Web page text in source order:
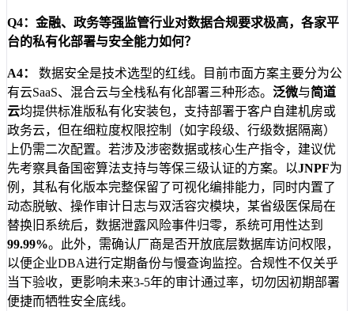
Q4：金融、政务等强监管行业对数据合规要求极高，各家平
台的私有化部署与安全能力如何？
A4：
数据安全是技术选型的红线。目前市面方案主要分为公
有云SaaS、混合云与全栈私有化部署三种形态。 泛微与简道
云均提供标准版私有化安装包，支持部署于客户自建机房或
政务云，但在细粒度权限控制（如字段级、行级数据隔离）
上仍需二次配置。若涉及涉密数据或核心生产指令，建议优
先考察具备国密算法支持与等保三级认证的方案。以JNPF为
例，其私有化版本完整保留了可视化编排能力，同时内置了
动态脱敏、操作审计日志与双活容灾模块，某省级医保局在
替换旧系统后，数据泄露风险事件归零，系统可用性达到
99.99%。此外，需确认厂商是否开放底层数据库访问权限，
以便企业DBA进行定期备份与慢查询监控。合规性不仅关乎
当下验收，更影响未来3-5年的审计通过率，切勿因初期部署
便捷而牺牲安全底线。